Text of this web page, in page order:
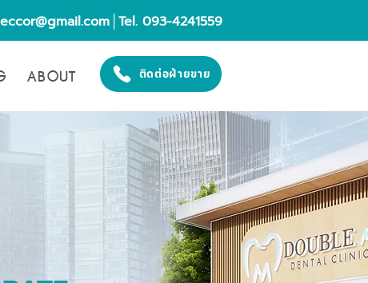
│Tel. 093-4241559
ABOUT ติดต่อฝ่ายขาย